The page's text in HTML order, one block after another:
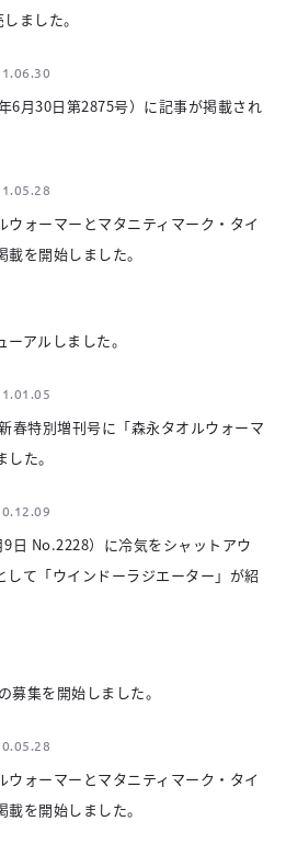
ました。
6月30日第2875号）に記事が掲載され
ウォーマーとマタニティマーク・タイ
を開始しました。
アルしました。
春特別増刊号に「森永タオルウォーマ
た。
日 No.2228）に冷気をシャットアウ
して「ウインドーラジエーター」が紹
募集を開始しました。
ウォーマーとマタニティマーク・タイ
を開始しました。